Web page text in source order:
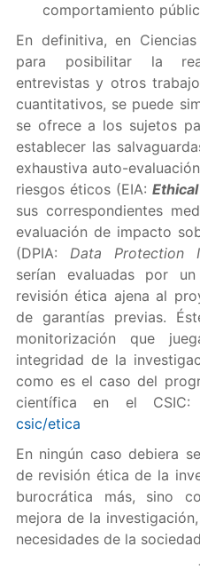
comportamiento
En definitiva, en
para posibilitar la
entrevistas y otros
cuantitativos, se puede
se ofrece a los sujetos
establecer las
exhaustiva auto-
riesgos éticos (EIA:
sus correspondientes
evaluación de impacto
(DPIA: Data Protection
serían evaluadas por
revisión ética ajena al
de garantías previas.
monitorización que
integridad de la
como es el caso del
científica en el CSIC:
csic/etica
En ningún caso debiera
de revisión ética de la
burocrática más, sino
mejora de la
necesidades de la